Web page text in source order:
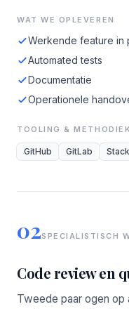
WAT WE OPLEVEREN
Werkende feature in
Automated tests
Documentatie
Operationele
TOOLING & METHODIEK
GitHub GitLab
02SPECIALISTISCH
Code review en
Tweede paar ogen op